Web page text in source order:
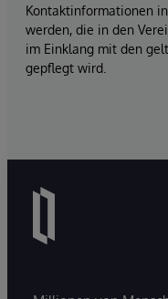
Kontaktinformationen
werden, die in den
im Einklang mit den
gepflegt wird.